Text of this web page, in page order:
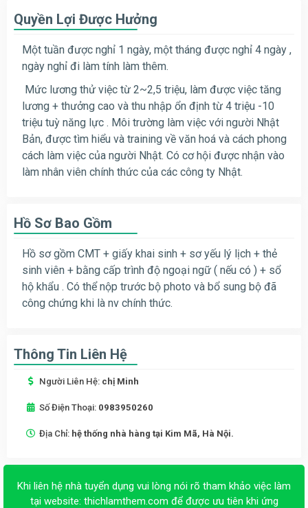
Quyền Lợi Được Hưởng
Một tuần được nghỉ 1 ngày, một tháng được nghỉ 4 ngày ,
ngày nghỉ đi làm tính làm thêm.
Mức lương thử việc từ 2~2,5 triệu, làm được việc tăng
lương + thưởng cao và thu nhập ổn định từ 4 triệu -10
triệu tuỳ năng lực . Môi trường làm việc với người Nhật
Bản, được tìm hiểu và training về văn hoá và cách phong
cách làm việc của người Nhật. Có cơ hội được nhận vào
làm nhân viên chính thức của các công ty Nhật.
Hồ Sơ Bao Gồm
Hồ sơ gồm CMT + giấy khai sinh + sơ yếu lý lịch + thẻ
sinh viên + bằng cấp trình độ ngoại ngữ ( nếu có ) + sổ
hộ khẩu . Có thể nộp trước bộ photo và bổ sung bộ đã
công chứng khi là nv chính thức.
Thông Tin Liên Hệ
Người Liên Hệ: chị Minh
Số Điện Thoại: 0983950260
Địa Chỉ: hệ thống nhà hàng tại Kim Mã, Hà Nội.
Khi liên hệ nhà tuyển dụng vui lòng nói rõ tham khảo việc làm
tại website: thichlamthem.com để được ưu tiên khi ứng